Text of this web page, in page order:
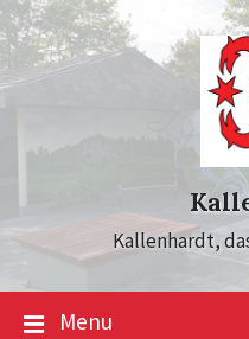
Skip
to
content
Skip
to
main
navigation
Skip
to
footer
Kallenhardt,
Menu